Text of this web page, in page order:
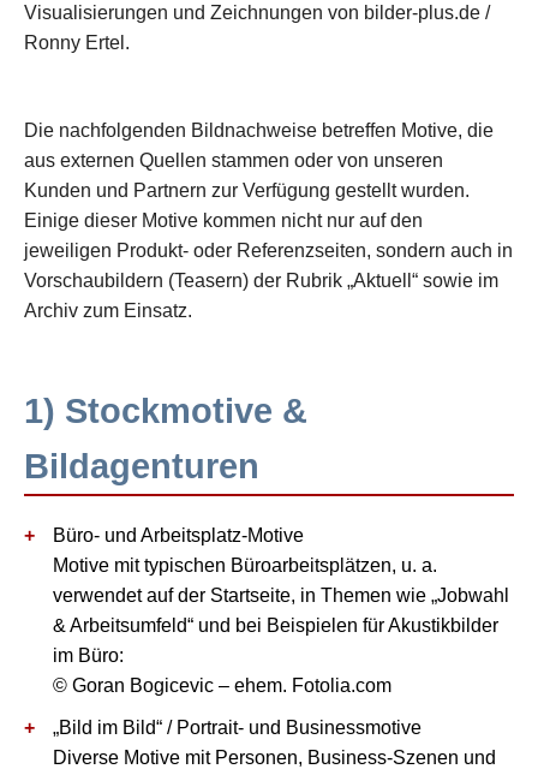
Visualisierungen und Zeichnungen von bilder-plus.de /
Ronny Ertel.
Die nachfolgenden Bildnachweise betreffen Motive, die
aus externen Quellen stammen oder von unseren
Kunden und Partnern zur Verfügung gestellt wurden.
Einige dieser Motive kommen nicht nur auf den
jeweiligen Produkt- oder Referenzseiten, sondern auch in
Vorschaubildern (Teasern) der Rubrik „Aktuell“ sowie im
Archiv zum Einsatz.
1) Stockmotive &
Bildagenturen
Büro- und Arbeitsplatz-Motive
Motive mit typischen Büroarbeitsplätzen, u. a.
verwendet auf der Startseite, in Themen wie „Jobwahl
& Arbeitsumfeld“ und bei Beispielen für Akustikbilder
im Büro:
© Goran Bogicevic – ehem. Fotolia.com
„Bild im Bild“ / Portrait- und Businessmotive
Diverse Motive mit Personen, Business-Szenen und